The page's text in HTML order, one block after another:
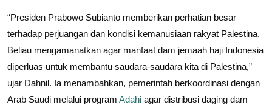
“Presiden Prabowo Subianto memberikan perhatian besar
terhadap perjuangan dan kondisi kemanusiaan rakyat Palestina.
Beliau mengamanatkan agar manfaat dam jemaah haji Indonesia
diperluas untuk membantu saudara-saudara kita di Palestina,”
ujar Dahnil. Ia menambahkan, pemerintah berkoordinasi dengan
Arab Saudi melalui program Adahi agar distribusi daging dam